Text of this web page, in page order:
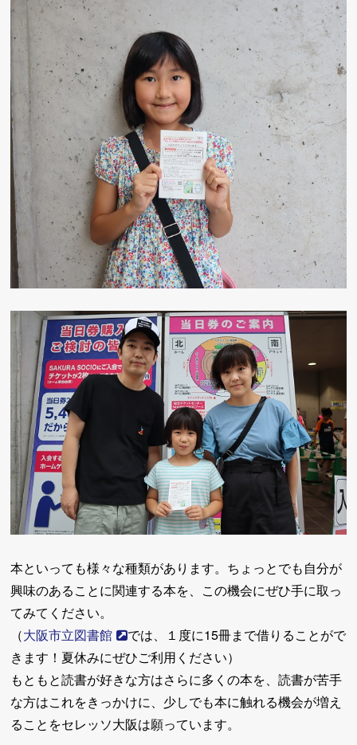
本といっても様々な種類があります。ちょっとでも自分が
興味のあることに関連する本を、この機会にぜひ手に取っ
てみてください。
（大阪市立図書館
では、１度に15冊まで借りることがで
きます！夏休みにぜひご利用ください）
もともと読書が好きな方はさらに多くの本を、読書が苦手
な方はこれをきっかけに、少しでも本に触れる機会が増え
ることをセレッソ大阪は願っています。